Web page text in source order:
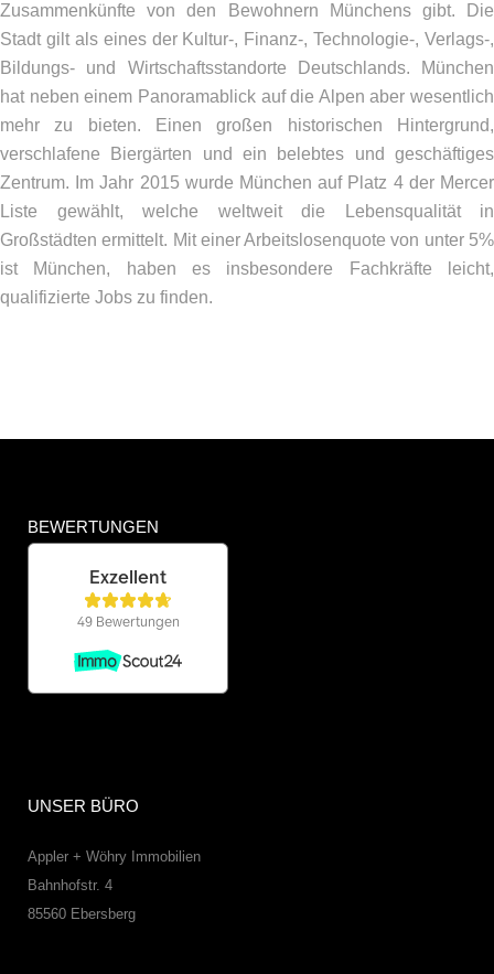
Zusammenkünfte von den Bewohnern Münchens gibt. Die
Stadt gilt als eines der Kultur-, Finanz-, Technologie-, Verlags-,
Bildungs- und Wirtschaftsstandorte Deutschlands. München
hat neben einem Panoramablick auf die Alpen aber wesentlich
mehr zu bieten. Einen großen historischen Hintergrund,
verschlafene Biergärten und ein belebtes und geschäftiges
Zentrum. Im Jahr 2015 wurde München auf Platz 4 der Mercer
Liste gewählt, welche weltweit die Lebensqualität in
Großstädten ermittelt. Mit einer Arbeitslosenquote von unter 5%
ist München, haben es insbesondere Fachkräfte leicht,
qualifizierte Jobs zu finden.
BEWERTUNGEN
UNSER BÜRO
Appler + Wöhry Immobilien
Bahnhofstr. 4
85560 Ebersberg